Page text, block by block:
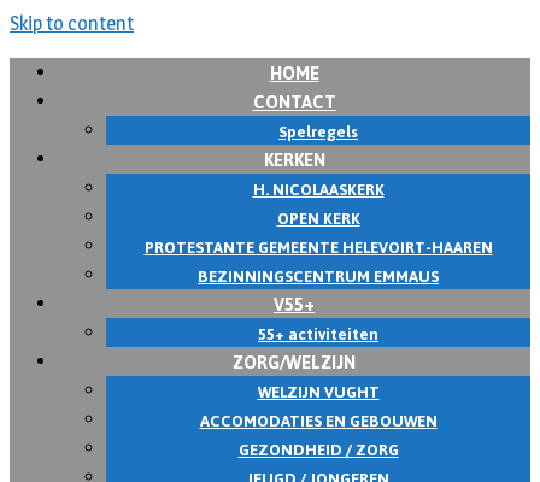
Skip to content
HOME
CONTACT
Spelregels
KERKEN
H. NICOLAASKERK
OPEN KERK
PROTESTANTE GEMEENTE HELEVOIRT-HAAREN
BEZINNINGSCENTRUM EMMAUS
V55+
55+ activiteiten
ZORG/WELZIJN
WELZIJN VUGHT
ACCOMODATIES EN GEBOUWEN
GEZONDHEID / ZORG